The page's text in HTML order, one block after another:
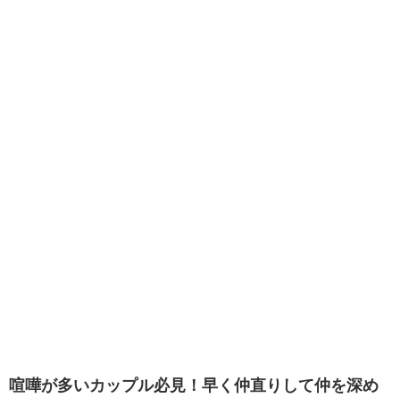
喧嘩が多いカップル必見！早く仲直りして仲を深め